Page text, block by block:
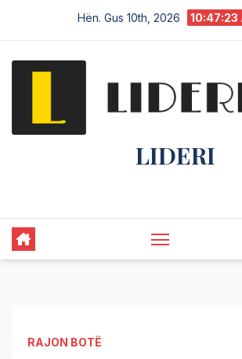
Hën. Gus 10th, 2026 10:47:23
LIDERI
RAJON BOTË